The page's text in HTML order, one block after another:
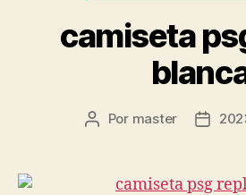
camiseta
Autor
entrada
Por master
Fecha